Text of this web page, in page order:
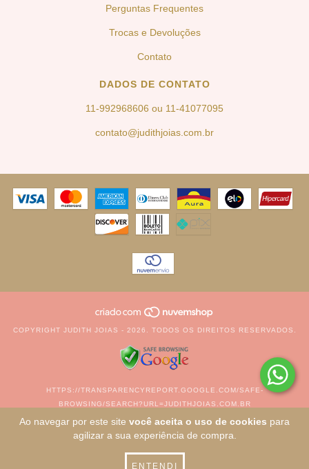
Ao navegar por este site você aceita o uso de cookies para
agilizar a sua experiência de compra.
ENTENDI
Perguntas Frequentes
Trocas e Devoluções
Contato
DADOS DE CONTATO
11-992968606 ou 11-41077095
contato@judithjoias.com.br
COPYRIGHT JUDITH JOIAS - 2026. TODOS OS DIREITOS RESERVADOS.
HTTPS://TRANSPARENCYREPORT.GOOGLE.COM/SAFE-
BROWSING/SEARCH?URL=JUDITHJOIAS.COM.BR